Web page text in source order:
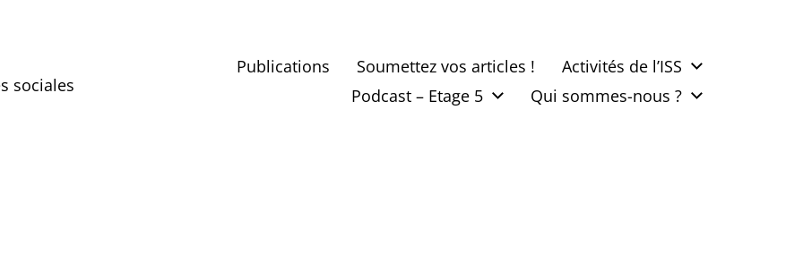
sociales
Publications Soumettez vos articles !
Activités de l’ISS
Podcast – Etage 5
Qui sommes-nous ?